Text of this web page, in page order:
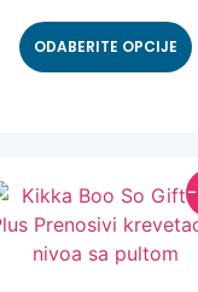
ODABERITE OPCIJE
-